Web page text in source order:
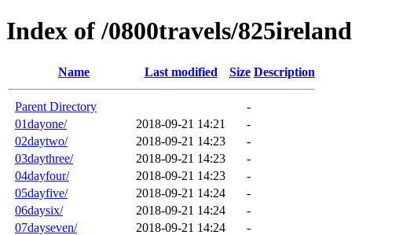
Index of /0800travels/825ireland
Name Last modified Size Description
Parent Directory
-
01dayone/
2018-09-21 14:21
-
02daytwo/
2018-09-21 14:23
-
03daythree/
2018-09-21 14:23
-
04dayfour/
2018-09-21 14:23
-
05dayfive/
2018-09-21 14:24
-
06daysix/
2018-09-21 14:24
-
07dayseven/
2018-09-21 14:24
-